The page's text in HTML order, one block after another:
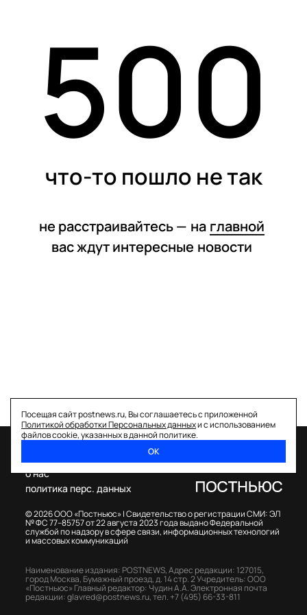
статьи
500
что-то пошло не так
не расстраивайтесь — на главной
вас ждут интересные новости
Посещая сайт postnews.ru, Вы соглашаетесь с приложенной
Политикой обработки Персональных данныхи с использованием
файлов cookie, указанных в данной политике.
ОК
© 2026 ООО «Постньюс» |Свидетельство о регистрации СМИ: ЭЛ
№ ФС 77–85757 от 22 августа 2023 года выдано Федеральной
службой по надзору в сфере связи, информационных технологий
и массовых коммуникаций
о нас
политика перс. данных
Наименование издания: POSTNEWS,Адрес редакции: 127015,
город Москва, Бумажный проезд, д. 14 стр. 2Учредитель: ООО
«Постньюс» Главный редактор: Чудин А.А.Электронная почта
редакции:glavred@postnews.ru,тел. +7 (495) 66-33-811